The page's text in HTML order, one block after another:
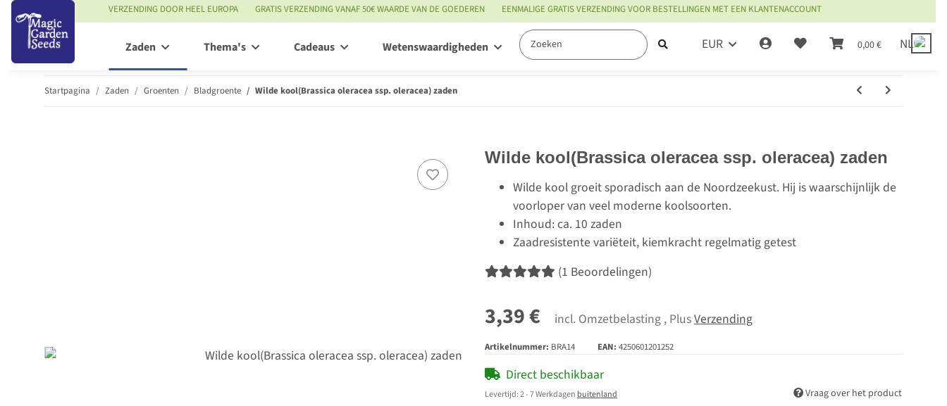
VERZENDING DOOR HEEL EUROPA GRATIS VERZENDING VANAF 50€ WAARDE VAN DE GOEDEREN EENMALIGE GRATIS VERZENDING VOOR BESTELLINGEN MET EEN KLANTENACCOUNT
EUR 0,00 € NL
Zaden Thema's Cadeaus Wetenswaardigheden Service
Startpagina Zaden Groenten Bladgroente Wilde kool(Brassica oleracea ssp. oleracea) zaden
Wilde kool(Brassica oleracea ssp. oleracea) zaden
Wilde kool groeit sporadisch aan de Noordzeekust. Hij is waarschijnlijk de
voorloper van veel moderne koolsoorten.
Inhoud: ca. 10 zaden
Zaadresistente variëteit, kiemkracht regelmatig getest
(1 Beoordelingen)
3,39 € incl. Omzetbelasting , PlusVerzending
Artikelnummer: BRA14 EAN: 4250601201252
Direct beschikbaar
Levertijd:2 - 7 Werkdagen buitenland Vraag over het product